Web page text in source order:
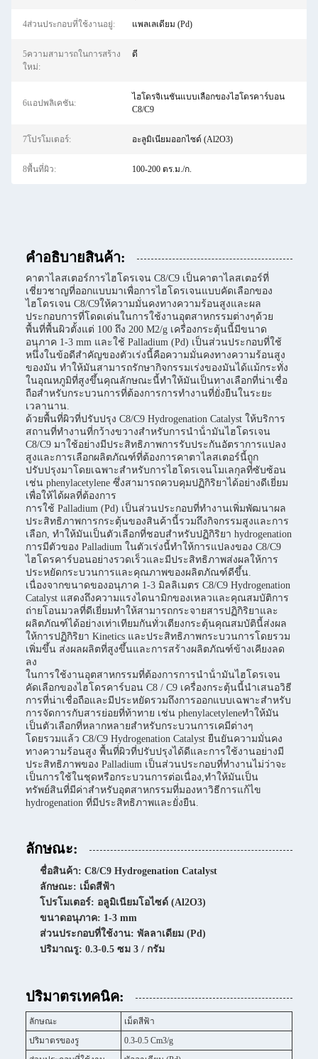
4ส่วนประกอบที่ใช้งานอยู่: แพลเลเดียม (Pd)
5ความสามารถในการสร้าง
ใหม่:
ดี
6แอปพลิเคชัน:
ไฮโดรจิเนชันแบบเลือกของไฮโดรคาร์บอน
C8/C9
7โปรโมเตอร์: อะลูมิเนียมออกไซด์ (Al2O3)
8พื้นที่ผิว: 100-200 ตร.ม./ก.
คําอธิบายสินค้า:
คาตาไลสเตอร์การไฮโดรเจน C8/C9 เป็นคาตาไลสเตอร์ที่
เชี่ยวชาญที่ออกแบบมาเพื่อการไฮโดรเจนแบบคัดเลือกของ
ไฮโดรเจน C8/C9ให้ความมั่นคงทางความร้อนสูงและผล
ประกอบการที่โดดเด่นในการใช้งานอุตสาหกรรมต่างๆด้วย
พื้นที่พื้นผิวตั้งแต่ 100 ถึง 200 M2/g เครื่องกระตุ้นนี้มีขนาด
อนุภาค 1-3 mm และใช้ Palladium (Pd) เป็นส่วนประกอบที่ใช้
หนึ่งในข้อดีสําคัญของตัวเร่งนี้คือความมั่นคงทางความร้อนสูง
ของมัน ทําให้มันสามารถรักษากิจกรรมเร่งของมันได้แม้กระทั่ง
ในอุณหภูมิที่สูงขึ้นคุณลักษณะนี้ทําให้มันเป็นทางเลือกที่น่าเชื่อ
ถือสําหรับกระบวนการที่ต้องการการทํางานที่ยั่งยืนในระยะ
เวลานาน.
ด้วยพื้นที่ผิวที่ปรับปรุง C8/C9 Hydrogenation Catalyst ให้บริการ
สถานที่ทํางานที่กว้างขวางสําหรับการนําน้ํามันไฮโดรเจน
C8/C9 มาใช้อย่างมีประสิทธิภาพการรับประกันอัตราการแปลง
สูงและการเลือกผลิตภัณฑ์ที่ต้องการคาตาไลสเตอร์นี้ถูก
ปรับปรุงมาโดยเฉพาะสําหรับการไฮโดรเจนโมเลกุลที่ซับซ้อน
เช่น phenylacetylene ซึ่งสามารถควบคุมปฏิกิริยาได้อย่างดีเยี่ยม
เพื่อให้ได้ผลที่ต้องการ
การใช้ Palladium (Pd) เป็นส่วนประกอบที่ทํางานเพิ่มพัฒนาผล
ประสิทธิภาพการกระตุ้นของสินค้านี้รวมถึงกิจกรรมสูงและการ
เลือก, ทําให้มันเป็นตัวเลือกที่ชอบสําหรับปฏิกิริยา hydrogenation
การมีตัวของ Palladium ในตัวเร่งนี้ทําให้การแปลงของ C8/C9
ไฮโดรคาร์บอนอย่างรวดเร็วและมีประสิทธิภาพส่งผลให้การ
ประหยัดกระบวนการและคุณภาพของผลิตภัณฑ์ดีขึ้น.
เนื่องจากขนาดของอนุภาค 1-3 มิลลิเมตร C8/C9 Hydrogenation
Catalyst แสดงถึงความแรงไดนามิกของเหลวและคุณสมบัติการ
ถ่ายโอนมวลที่ดีเยี่ยมทําให้สามารถกระจายสารปฏิกิริยาและ
ผลิตภัณฑ์ได้อย่างเท่าเทียมกันทั่วเตียงกระตุ้นคุณสมบัตินี้ส่งผล
ให้การปฏิกิริยา Kinetics และประสิทธิภาพกระบวนการโดยรวม
เพิ่มขึ้น ส่งผลผลิตที่สูงขึ้นและการสร้างผลิตภัณฑ์ข้างเคียงลด
ลง
ในการใช้งานอุตสาหกรรมที่ต้องการการนําน้ํามันไฮโดรเจน
คัดเลือกของไฮโดรคาร์บอน C8 / C9 เครื่องกระตุ้นนี้นําเสนอวิธี
การที่น่าเชื่อถือและมีประหยัดรวมถึงการออกแบบเฉพาะสําหรับ
การจัดการกับสารย่อยที่ท้าทาย เช่น phenylacetyleneทําให้มัน
เป็นตัวเลือกที่หลากหลายสําหรับกระบวนการเคมีต่างๆ
โดยรวมแล้ว C8/C9 Hydrogenation Catalyst ยืนยันความมั่นคง
ทางความร้อนสูง พื้นที่ผิวที่ปรับปรุงได้ดีและการใช้งานอย่างมี
ประสิทธิภาพของ Palladium เป็นส่วนประกอบที่ทํางานไม่ว่าจะ
เป็นการใช้ในชุดหรือกระบวนการต่อเนื่อง,ทําให้มันเป็น
ทรัพย์สินที่มีค่าสําหรับอุตสาหกรรมที่มองหาวิธีการแก้ไข
hydrogenation ที่มีประสิทธิภาพและยั่งยืน.
ลักษณะ:
ชื่อสินค้า: C8/C9 Hydrogenation Catalyst
ลักษณะ: เม็ดสีฟ้า
โปรโมเตอร์: อลูมิเนียมโอไซด์ (Al2O3)
ขนาดอนุภาค: 1-3 mm
ส่วนประกอบที่ใช้งาน: พัลลาเดียม (Pd)
ปริมาณรู: 0.3-0.5 ซม 3 / กรัม
ปริมาตรเทคนิค:
ลักษณะ
เม็ดสีฟ้า
ปริมาตรของรู
0.3-0.5 Cm3/g